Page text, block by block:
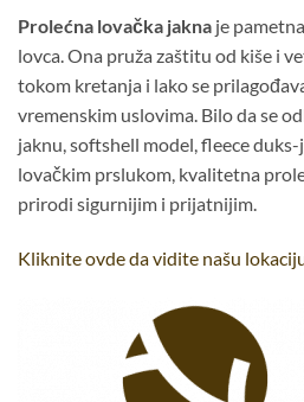
Prolećna lovačka jakna je
lovca. Ona pruža zaštitu od kiše i
tokom kretanja i lako se
vremenskim uslovima. Bilo da se
jaknu, softshell model, fleece
lovačkim prslukom, kvalitetna
prirodi sigurnijim i prijatnijim.
Kliknite ovde da vidite našu